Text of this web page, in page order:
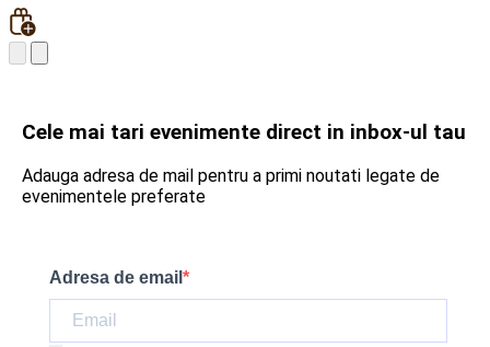
Cele mai tari evenimente direct in inbox-ul tau
Adauga adresa de mail pentru a primi noutati legate de
evenimentele preferate
Adresa de email